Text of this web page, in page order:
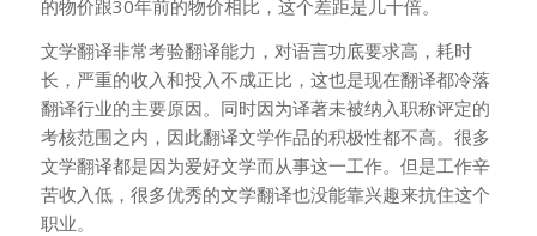
的物价跟30年前的物价相比，这个差距是几十倍。
文学翻译非常考验翻译能力，对语言功底要求高，耗时
长，严重的收入和投入不成正比，这也是现在翻译都冷落
翻译行业的主要原因。同时因为译著未被纳入职称评定的
考核范围之内，因此翻译文学作品的积极性都不高。很多
文学翻译都是因为爱好文学而从事这一工作。但是工作辛
苦收入低，很多优秀的文学翻译也没能靠兴趣来抗住这个
职业。